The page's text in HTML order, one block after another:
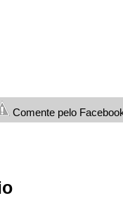
Comente pelo